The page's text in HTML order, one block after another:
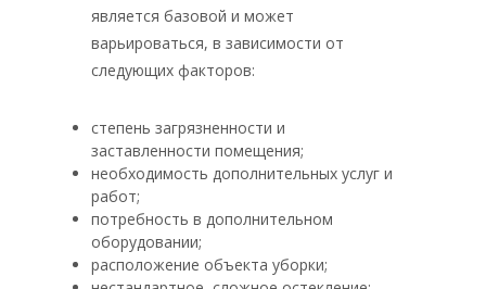
является базовой и может
варьироваться, в зависимости от
следующих факторов:
степень загрязненности и
заставленности помещения;
необходимость дополнительных услуг и
работ;
потребность в дополнительном
оборудовании;
расположение объекта уборки;